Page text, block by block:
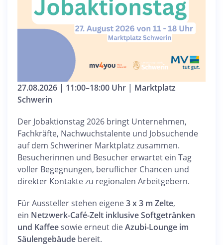
27.08.2026 | 11:00–18:00 Uhr | Marktplatz
Schwerin
Der Jobaktionstag 2026 bringt Unternehmen,
Fachkräfte, Nachwuchstalente und Jobsuchende
auf dem Schweriner Marktplatz zusammen.
Besucherinnen und Besucher erwartet ein Tag
voller Begegnungen, beruflicher Chancen und
direkter Kontakte zu regionalen Arbeitgebern.
Für Aussteller stehen eigene3 x 3 m Zelte,
ein Netzwerk-Café-Zelt inklusive Softgetränken
und Kaffeesowie erneut dieAzubi-Lounge im
Säulengebäude bereit.